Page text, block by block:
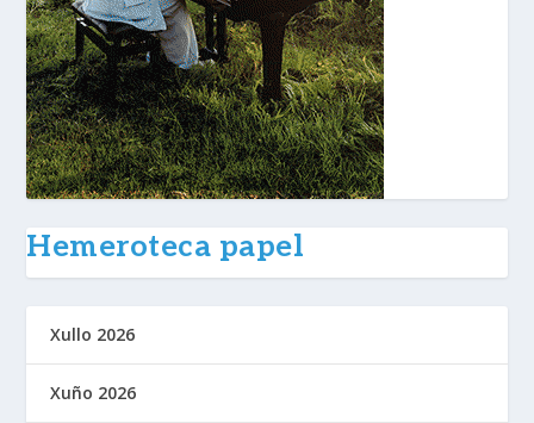
Hemeroteca papel
Xullo 2026
Xuño 2026